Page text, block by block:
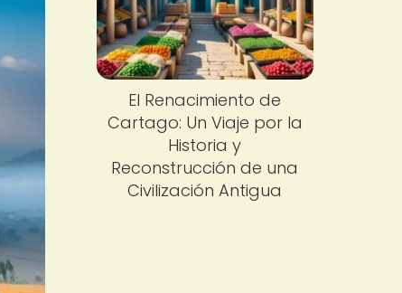
El Renacimiento de
Cartago: Un Viaje por la
Historia y
Reconstrucción de una
Civilización Antigua